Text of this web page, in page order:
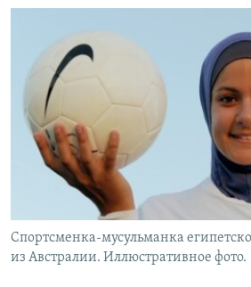
TÜRKMENÇE
Спортсменка-мусульманка
из Австралии. Иллюстративное фото.